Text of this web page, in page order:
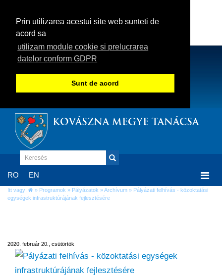
Prin utilizarea acestui site web sunteti de
acord sa
utilizam module cookie si prelucrarea
datelor conform GDPR
Sunt de acord
KOVÁSZNA MEGYE TANÁCSA
RO EN
Itt vagy: » Programok » Pályázatok »Archívum » Pályázati felhívás - közoktatási
egységek infrastruktúrájának fejlesztésére
2020. február 20., csütörtök